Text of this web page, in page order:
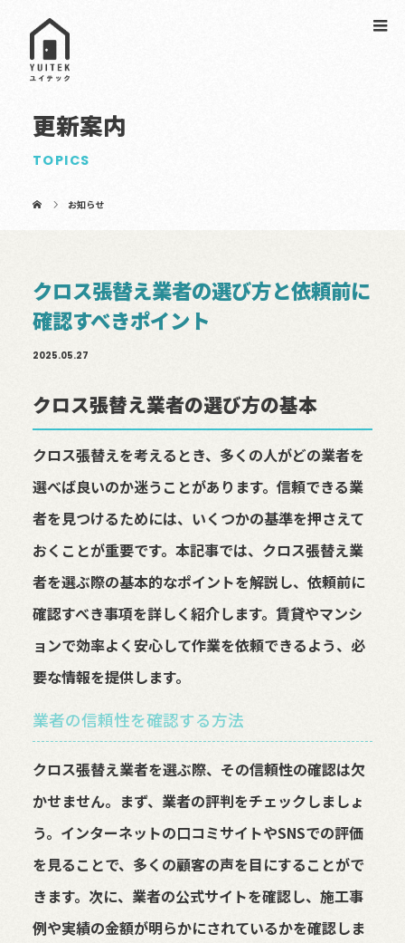
更新案内
TOPICS
お知らせ
クロス張替え業者の選び方と依頼前に
確認すべきポイント
2025.05.27
クロス張替え業者の選び方の基本
クロス張替えを考えるとき、多くの人がどの業者を
選べば良いのか迷うことがあります。信頼できる業
者を見つけるためには、いくつかの基準を押さえて
おくことが重要です。本記事では、クロス張替え業
者を選ぶ際の基本的なポイントを解説し、依頼前に
確認すべき事項を詳しく紹介します。賃貸やマンシ
ョンで効率よく安心して作業を依頼できるよう、必
要な情報を提供します。
業者の信頼性を確認する方法
クロス張替え業者を選ぶ際、その信頼性の確認は欠
かせません。まず、業者の評判をチェックしましょ
う。インターネットの口コミサイトやSNSでの評価
を見ることで、多くの顧客の声を目にすることがで
きます。次に、業者の公式サイトを確認し、施工事
例や実績の金額が明らかにされているかを確認しま